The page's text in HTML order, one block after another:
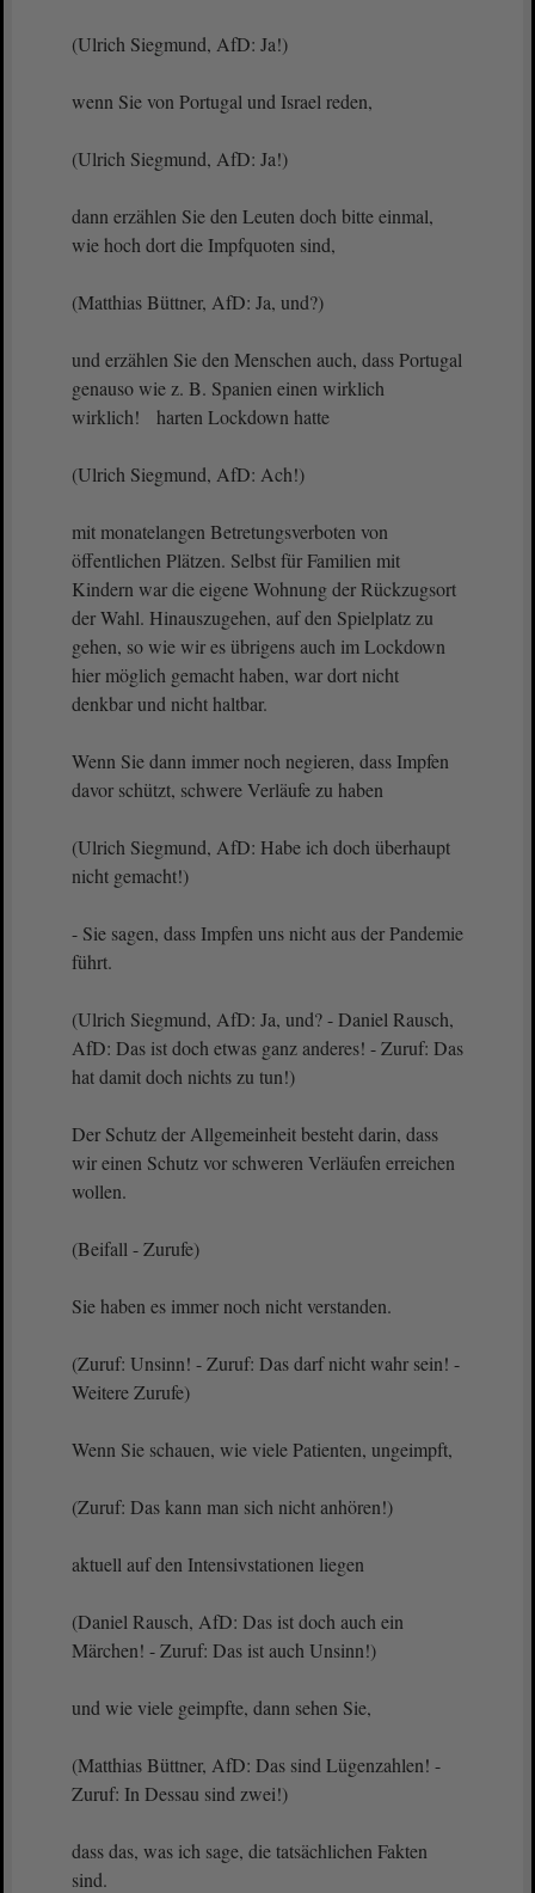
(Ulrich Siegmund, AfD: Ja!)
wenn Sie von Portugal und Israel reden,
(Ulrich Siegmund, AfD: Ja!)
dann erzählen Sie den Leuten doch bitte einmal,
wie hoch dort die Impfquoten sind,
(Matthias Büttner, AfD: Ja, und?)
und erzählen Sie den Menschen auch, dass Portugal
genauso wie z. B. Spanien einen wirklich
wirklich! harten Lockdown hatte
(Ulrich Siegmund, AfD: Ach!)
mit monatelangen Betretungsverboten von
öffentlichen Plätzen. Selbst für Familien mit
Kindern war die eigene Wohnung der Rückzugsort
der Wahl. Hinauszugehen, auf den Spielplatz zu
gehen, so wie wir es übrigens auch im Lockdown
hier möglich gemacht haben, war dort nicht
denkbar und nicht haltbar.
Wenn Sie dann immer noch negieren, dass Impfen
davor schützt, schwere Verläufe zu haben
(Ulrich Siegmund, AfD: Habe ich doch überhaupt
nicht gemacht!)
- Sie sagen, dass Impfen uns nicht aus der Pandemie
führt.
(Ulrich Siegmund, AfD: Ja, und? - Daniel Rausch,
AfD: Das ist doch etwas ganz anderes! - Zuruf: Das
hat damit doch nichts zu tun!)
Der Schutz der Allgemeinheit besteht darin, dass
wir einen Schutz vor schweren Verläufen erreichen
wollen.
(Beifall - Zurufe)
Sie haben es immer noch nicht verstanden.
(Zuruf: Unsinn! - Zuruf: Das darf nicht wahr sein! -
Weitere Zurufe)
Wenn Sie schauen, wie viele Patienten, ungeimpft,
(Zuruf: Das kann man sich nicht anhören!)
aktuell auf den Intensivstationen liegen
(Daniel Rausch, AfD: Das ist doch auch ein
Märchen! - Zuruf: Das ist auch Unsinn!)
und wie viele geimpfte, dann sehen Sie,
(Matthias Büttner, AfD: Das sind Lügenzahlen! -
Zuruf: In Dessau sind zwei!)
dass das, was ich sage, die tatsächlichen Fakten
sind.